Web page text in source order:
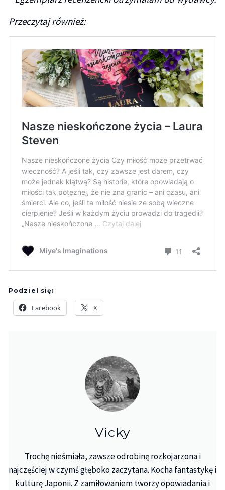
Przeczytaj również:
Podziel się:
Facebook X
Vicky
Trochę nieśmiała, zawsze odrobinę rozkojarzona i
najczęściej w czymś głęboko zaczytana. Kocha fantastykę i
kulturę Japonii. Z zamiłowaniem tworzy opowiadania i